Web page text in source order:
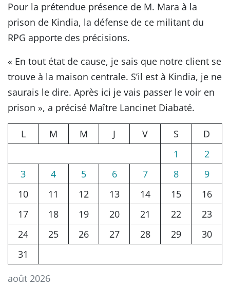
Pour la prétendue présence de M. Mara à la
prison de Kindia, la défense de ce militant du
RPG apporte des précisions.
« En tout état de cause, je sais que notre client se
trouve à la maison centrale. S’il est à Kindia, je ne
saurais le dire. Après ici je vais passer le voir en
prison », a précisé Maître Lancinet Diabaté.
août 2026
L M M J V S
D
1
2
3
4 5 6 7 8
9
10
11 12 13 14 15
16
17
18 19 20 21 22
23
24
25 26 27 28 29
30
31